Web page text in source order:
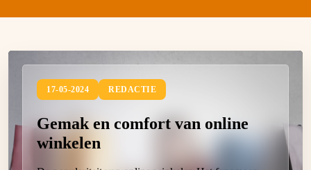
Gemak en comfort van online
winkelen